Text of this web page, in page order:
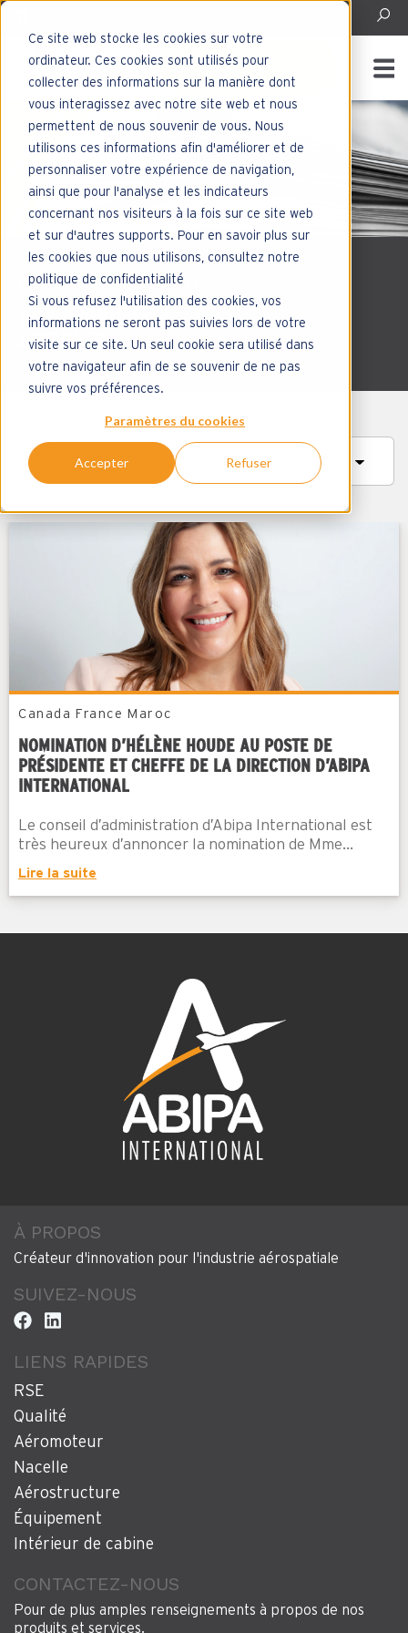
Ce site web stocke les cookies sur votre
ordinateur. Ces cookies sont utilisés pour
collecter des informations sur la manière dont
vous interagissez avec notre site web et nous
permettent de nous souvenir de vous. Nous
utilisons ces informations afin d'améliorer et de
personnaliser votre expérience de navigation,
ainsi que pour l'analyse et les indicateurs
concernant nos visiteurs à la fois sur ce site web
et sur d'autres supports. Pour en savoir plus sur
les cookies que nous utilisons, consultez notre
politique de confidentialité
Si vous refusez l'utilisation des cookies, vos
informations ne seront pas suivies lors de votre
visite sur ce site. Un seul cookie sera utilisé dans
votre navigateur afin de se souvenir de ne pas
suivre vos préférences.
Paramètres du cookies
Accepter Refuser
CONTACTEZ-
NOUS
DERNIÈRES NOUVELLES
NOS DERNIERS
ARTICLES
NOMINATION D’HÉLÈNE HOUDE AU POSTE DE
PRÉSIDENTE ET CHEFFE DE LA DIRECTION D’ABIPA
INTERNATIONAL
Canada France Maroc
Le conseil d’administration d’Abipa International est
très heureux d’annoncer la nomination de Mme...
Lire la suite
À PROPOS
Créateur d'innovation pour l'industrie aérospatiale
SUIVEZ-NOUS
LIENS RAPIDES
RSE
Qualité
Aéromoteur
Nacelle
Aérostructure
Équipement
Intérieur de cabine
CONTACTEZ-NOUS
Pour de plus amples renseignements à propos de nos
produits et services.